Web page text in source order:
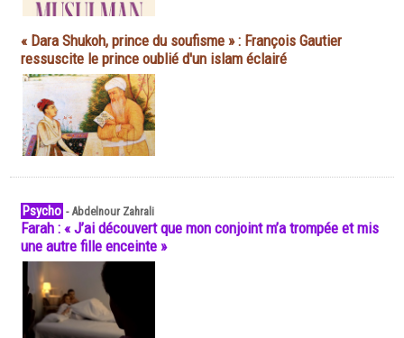
« Dara Shukoh, prince du soufisme » : François Gautier
ressuscite le prince oublié d'un islam éclairé
Psycho -Abdelnour Zahrali
Farah : « J’ai découvert que mon conjoint m’a trompée et mis
une autre fille enceinte »